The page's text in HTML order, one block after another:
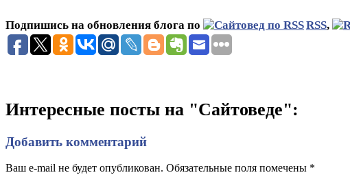
Подпишись на обновления блога по RSS,
Интересные посты на "Сайтоведе":
Добавить комментарий
Ваш e-mail не будет опубликован. Обязательные поля помечены *